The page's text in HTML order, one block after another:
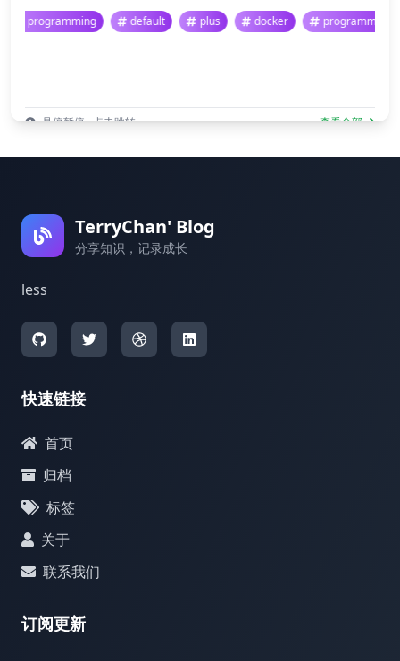
programming default plus docker
悬停暂停 · 点击跳转 查看全部
TerryChan' Blog
分享知识，记录成长
less
快速链接
首页
归档
标签
关于
联系我们
订阅更新